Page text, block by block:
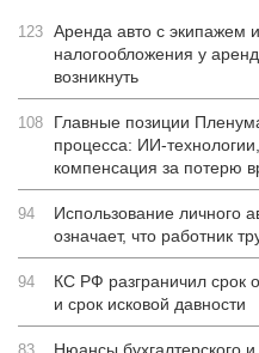
123 Аренда авто с экипажем
налогообложения у
возникнуть
108
Главные позиции
процесса: ИИ-
компенсация за потерю
94
Использование личного
означает, что работник
94
КС РФ разграничил срок
и срок исковой давности